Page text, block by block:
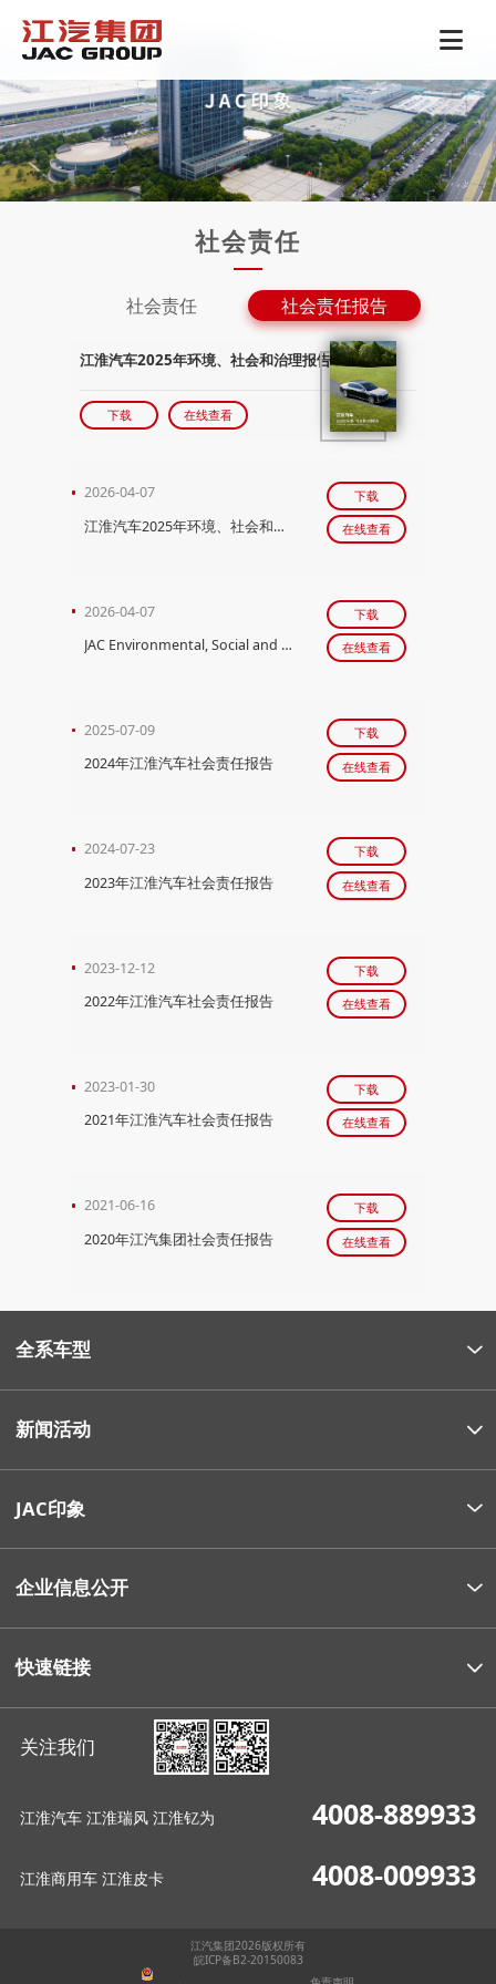
社会责任
社会责任 社会责任报告
江淮汽车2025年环境、社会和治理报告
下载 在线查看
2026-04-07
江淮汽车2025年环境、社会和治理报告
下载
在线查看
2026-04-07
JAC Environmental, Social and Governance Report 2025
下载
在线查看
2025-07-09
2024年江淮汽车社会责任报告
下载
在线查看
2024-07-23
2023年江淮汽车社会责任报告
下载
在线查看
2023-12-12
2022年江淮汽车社会责任报告
下载
在线查看
2023-01-30
2021年江淮汽车社会责任报告
下载
在线查看
2021-06-16
2020年江汽集团社会责任报告
下载
在线查看
全系车型
新闻活动
JAC印象
企业信息公开
快速链接
关注我们
江淮汽车 江淮瑞风 江淮钇为 4008-889933
江淮商用车 江淮皮卡 4008-009933
江汽集团2026版权所有
皖ICP备B2-20150083